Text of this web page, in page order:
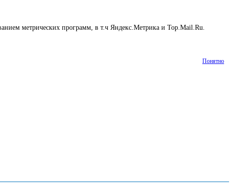
метрических программ, в т.ч Яндекс.Метрика и Top.Mail.Ru.
Понятно